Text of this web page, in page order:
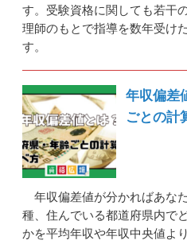
す。受験資格に関しても若干
理師のもとで指導を数年受け
す。
年収偏差
ごとの計
年収偏差値が分かればあな
種、住んでいる都道府県内で
かを平均年収や年収中央値よ